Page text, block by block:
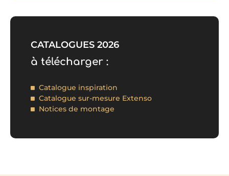
CATALOGUES 2026
à télécharger :
Catalogue inspiration
Catalogue sur-mesure Extenso
Notices de montage